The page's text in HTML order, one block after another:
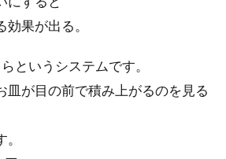
果が出る。
というシステムです。
皿が目の前で積み上がるのを見る